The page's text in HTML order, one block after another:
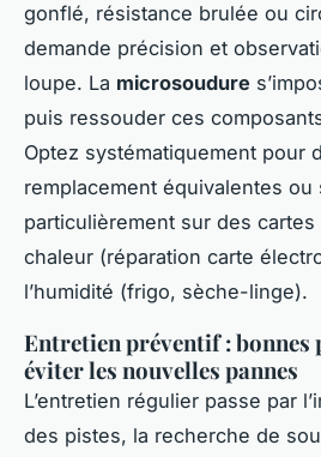
gonflé, résistance brulée ou
demande précision et
loupe. La microsoudure
puis ressouder ces
Optez systématiquement pour
remplacement équivalentes ou
particulièrement sur des
chaleur (réparation carte
l’humidité (frigo, sèche-linge).
Entretien préventif : bonnes
éviter les nouvelles pannes
L’entretien régulier passe par
des pistes, la recherche de